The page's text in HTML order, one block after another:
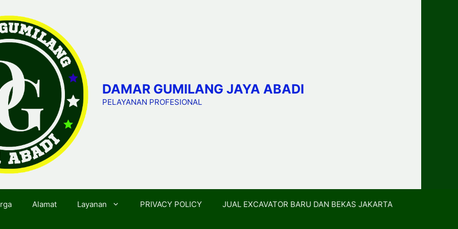
DAMAR GUMILANG JAYA ABADI
PELAYANAN PROFESIONAL
Alamat Layanan PRIVACY POLICY JUAL EXCAVATOR BARU DAN BEKAS JAKARTA